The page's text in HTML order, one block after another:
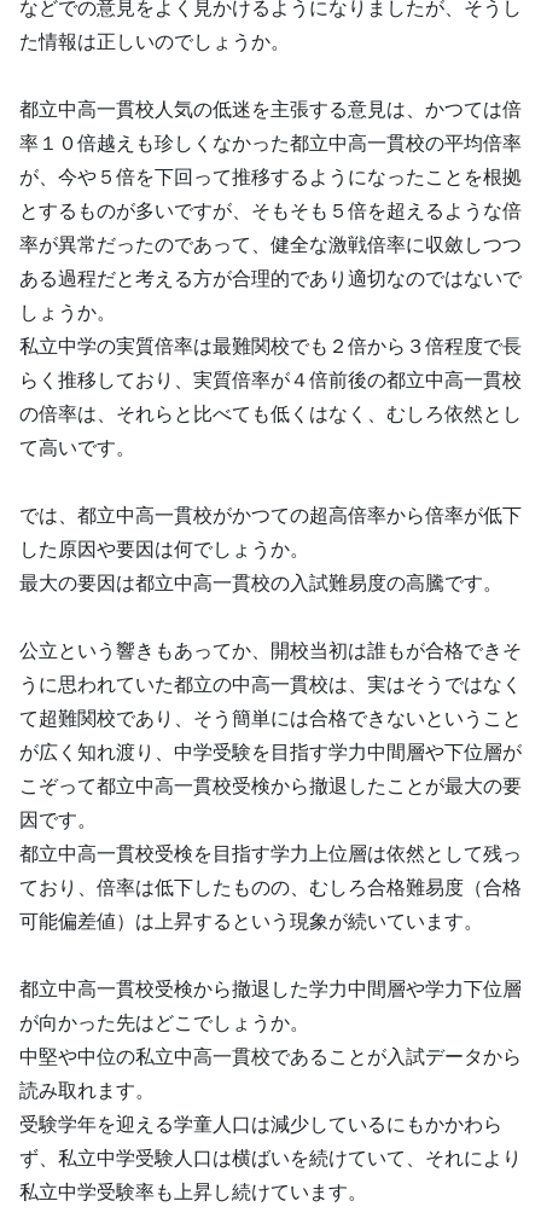
などでの意見をよく見かけるようになりましたが、そうし
た情報は正しいのでしょうか。
都立中高一貫校人気の低迷を主張する意見は、かつては倍
率１０倍越えも珍しくなかった都立中高一貫校の平均倍率
が、今や５倍を下回って推移するようになったことを根拠
とするものが多いですが、そもそも５倍を超えるような倍
率が異常だったのであって、健全な激戦倍率に収斂しつつ
ある過程だと考える方が合理的であり適切なのではないで
しょうか。
私立中学の実質倍率は最難関校でも２倍から３倍程度で長
らく推移しており、実質倍率が４倍前後の都立中高一貫校
の倍率は、それらと比べても低くはなく、むしろ依然とし
て高いです。
では、都立中高一貫校がかつての超高倍率から倍率が低下
した原因や要因は何でしょうか。
最大の要因は都立中高一貫校の入試難易度の高騰です。
公立という響きもあってか、開校当初は誰もが合格できそ
うに思われていた都立の中高一貫校は、実はそうではなく
て超難関校であり、そう簡単には合格できないということ
が広く知れ渡り、中学受験を目指す学力中間層や下位層が
こぞって都立中高一貫校受検から撤退したことが最大の要
因です。
都立中高一貫校受検を目指す学力上位層は依然として残っ
ており、倍率は低下したものの、むしろ合格難易度（合格
可能偏差値）は上昇するという現象が続いています。
都立中高一貫校受検から撤退した学力中間層や学力下位層
が向かった先はどこでしょうか。
中堅や中位の私立中高一貫校であることが入試データから
読み取れます。
受験学年を迎える学童人口は減少しているにもかかわら
ず、私立中学受験人口は横ばいを続けていて、それにより
私立中学受験率も上昇し続けています。